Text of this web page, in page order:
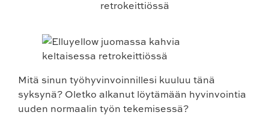
Mitä sinun työhyvinvoinnillesi kuuluu tänä
syksynä? Oletko alkanut löytämään hyvinvointia
uuden normaalin työn tekemisessä?